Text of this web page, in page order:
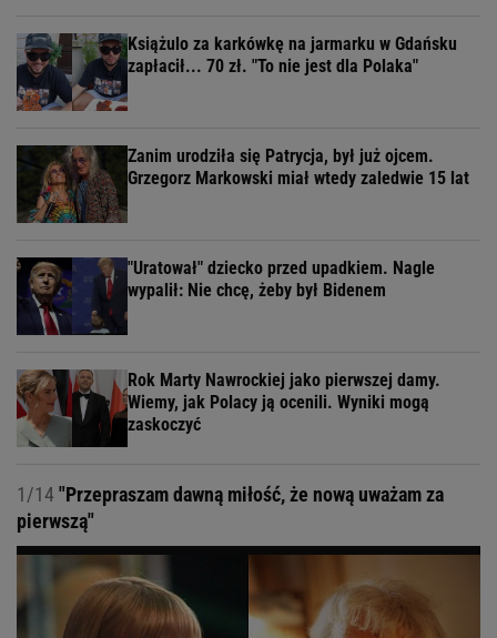
Książulo za karkówkę na jarmarku w Gdańsku
zapłacił... 70 zł. "To nie jest dla Polaka"
Zanim urodziła się Patrycja, był już ojcem.
Grzegorz Markowski miał wtedy zaledwie 15 lat
"Uratował" dziecko przed upadkiem. Nagle
wypalił: Nie chcę, żeby był Bidenem
Rok Marty Nawrockiej jako pierwszej damy.
Wiemy, jak Polacy ją ocenili. Wyniki mogą
zaskoczyć
1/14"Przepraszam dawną miłość, że nową uważam za
pierwszą"